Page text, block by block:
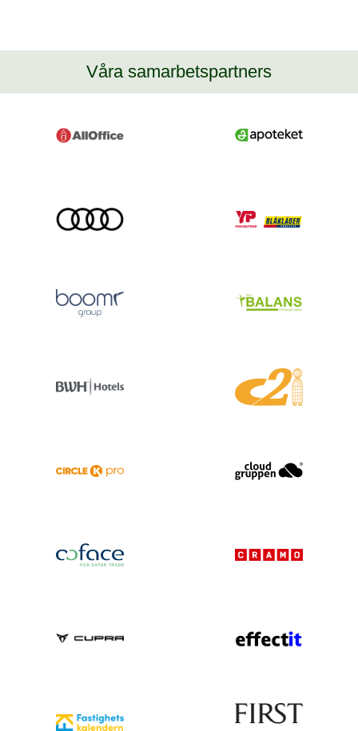
Våra samarbetspartners